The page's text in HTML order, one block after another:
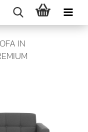
IN